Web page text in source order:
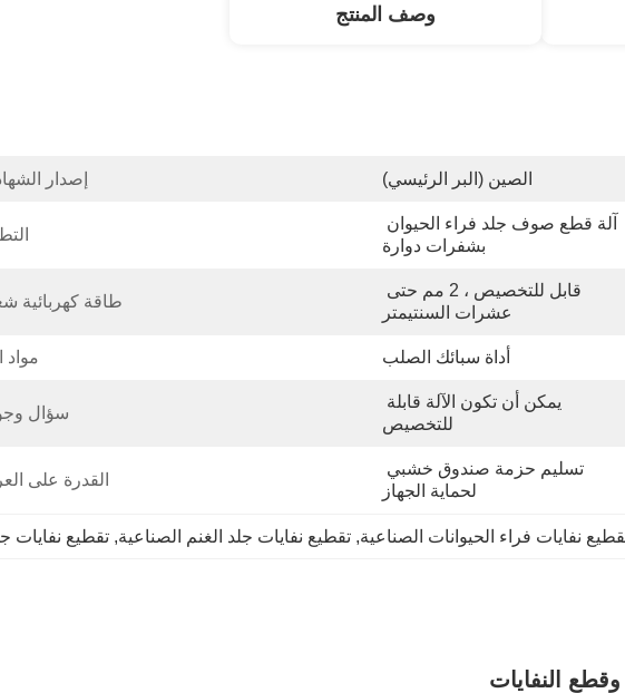
وصف المنتج
الصين (البر الرئيسي) إصدار
بشفرات دوارة
عشرات السنتيمتر
طاقة كهربائية
أداة سبائك الصلب مواد
للتخصيص
سؤال
لحماية الجهاز
القدرة على
نفايات فراء الحيوانات الصناعية, تقطيع نفايات جلد الغنم الصناعية, تقطيع نفايات
النفايات